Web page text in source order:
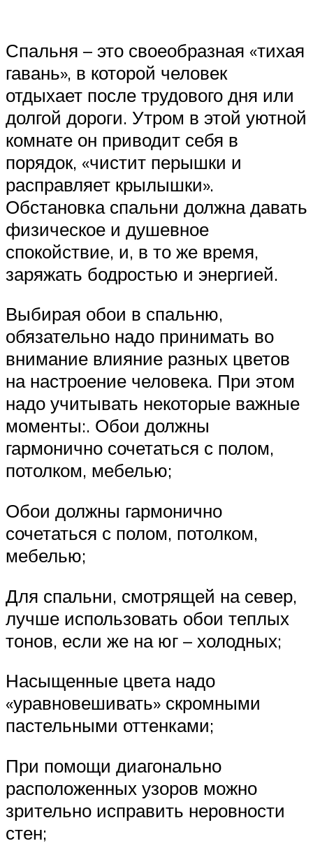
Спальня – это своеобразная «тихая
гавань», в которой человек
отдыхает после трудового дня или
долгой дороги. Утром в этой уютной
комнате он приводит себя в
порядок, «чистит перышки и
расправляет крылышки».
Обстановка спальни должна давать
физическое и душевное
спокойствие, и, в то же время,
заряжать бодростью и энергией.
Выбирая обои в спальню,
обязательно надо принимать во
внимание влияние разных цветов
на настроение человека. При этом
надо учитывать некоторые важные
моменты:. Обои должны
гармонично сочетаться с полом,
потолком, мебелью;
Обои должны гармонично
сочетаться с полом, потолком,
мебелью;
Для спальни, смотрящей на север,
лучше использовать обои теплых
тонов, если же на юг – холодных;
Насыщенные цвета надо
«уравновешивать» скромными
пастельными оттенками;
При помощи диагонально
расположенных узоров можно
зрительно исправить неровности
стен;